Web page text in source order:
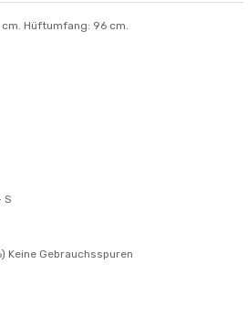
cm. Hüftumfang: 96 cm.
S
Gebrauchsspuren